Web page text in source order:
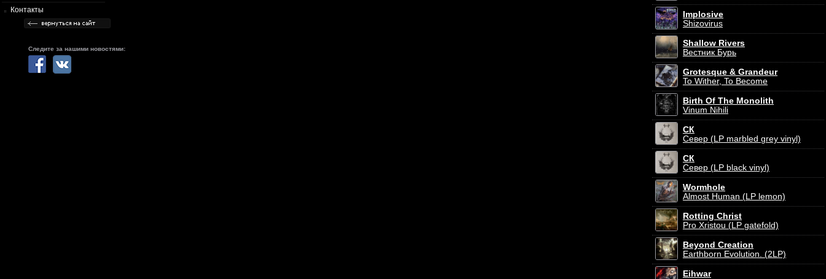
Контакты
Следите за нашими новостями:
Implosive
Shizovirus
Shallow Rivers
Вестник Бурь
Grotesque & Grandeur
To Wither, To Become
Birth Of The Monolith
Vinum Nihili
СК
Север (LP marbled grey vinyl)
СК
Север (LP black vinyl)
Wormhole
Almost Human (LP lemon)
Rotting Christ
Pro Xristou (LP gatefold)
Beyond Creation
Earthborn Evolution. (2LP)
Eihwar